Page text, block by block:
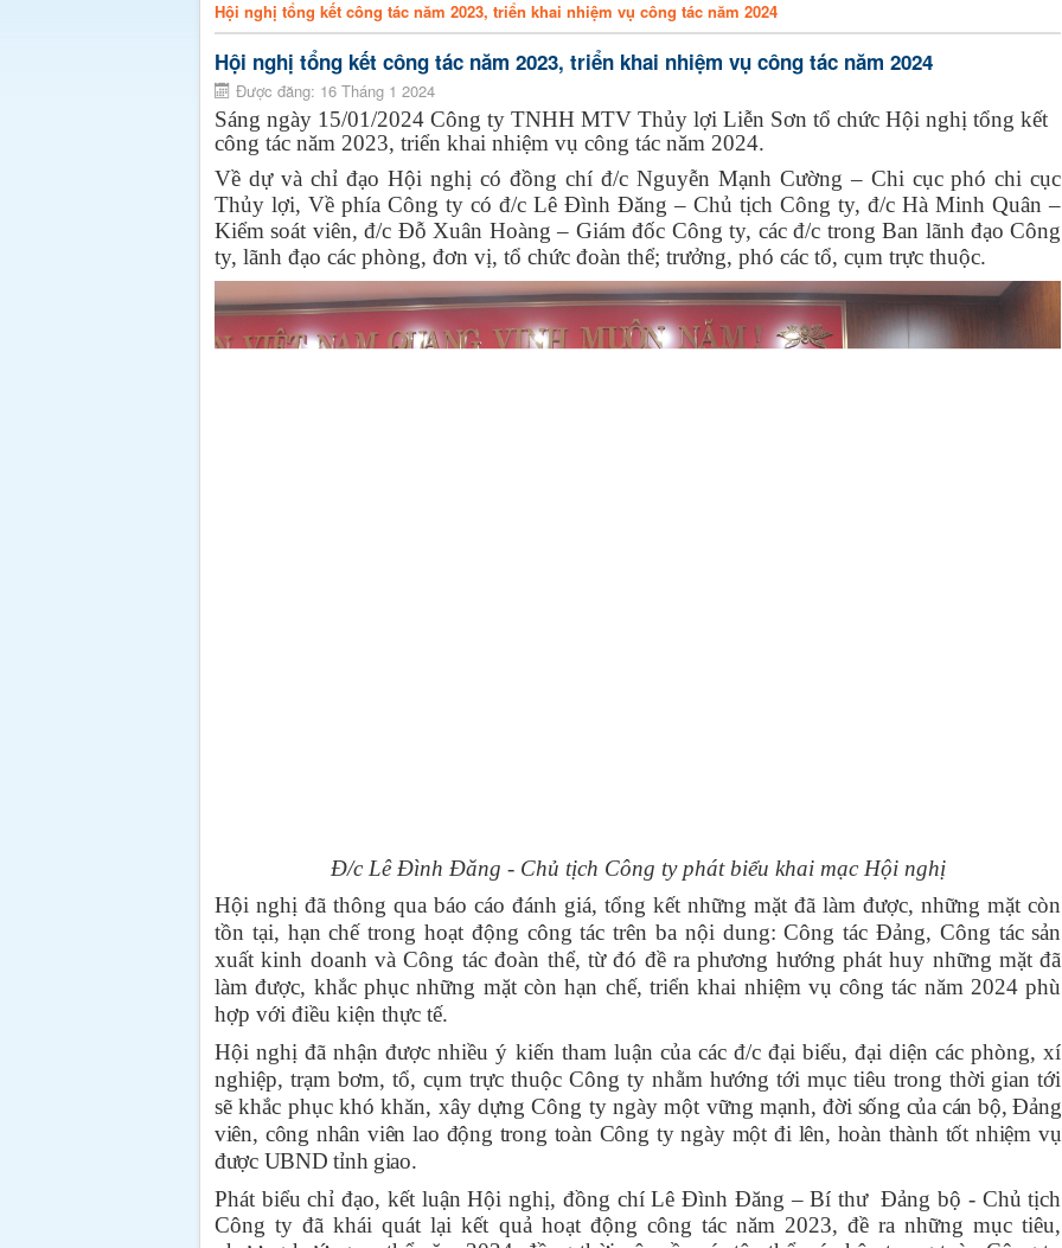
Hội nghị tổng kết công tác năm 2023, triển khai nhiệm vụ công tác năm 2024
Hội nghị tổng kết công tác năm 2023, triển khai nhiệm vụ công tác năm 2024
Được đăng: 16 Tháng 1 2024
Sáng ngày 15/01/2024 Công ty TNHH MTV Thủy lợi Liễn Sơn tổ chức Hội nghị tổng kết
công tác năm 2023, triển khai nhiệm vụ công tác năm 2024.
Về dự và chỉ đạo Hội nghị có đồng chí đ/c Nguyễn Mạnh Cường – Chi cục phó chi cục
Thủy lợi, Về phía Công ty có đ/c Lê Đình Đăng – Chủ tịch Công ty, đ/c Hà Minh Quân –
Kiểm soát viên, đ/c Đỗ Xuân Hoàng – Giám đốc Công ty, các đ/c trong Ban lãnh đạo Công
ty, lãnh đạo các phòng, đơn vị, tổ chức đoàn thể; trưởng, phó các tổ, cụm trực thuộc.
Đ/c Lê Đình Đăng - Chủ tịch Công ty phát biểu khai mạc Hội nghị
Hội nghị đã thông qua báo cáo đánh giá, tổng kết những mặt đã làm được, những mặt còn
tồn tại, hạn chế trong hoạt động công tác trên ba nội dung: Công tác Đảng, Công tác sản
xuất kinh doanh và Công tác đoàn thể, từ đó đề ra phương hướng phát huy những mặt đã
làm được, khắc phục những mặt còn hạn chế, triển khai nhiệm vụ công tác năm 2024 phù
hợp với điều kiện thực tế.
Hội nghị đã nhận được nhiều ý kiến tham luận của các đ/c đại biểu, đại diện các phòng, xí
nghiệp, trạm bơm, tổ, cụm trực thuộc Công ty nhằm hướng tới mục tiêu trong thời gian tới
sẽ khắc phục khó khăn, xây dựng Công ty ngày một vững mạnh,đời sống của cán bộ, Đảng
viên, công nhân viên lao động trong toàn Công ty ngày một đi lên, hoàn thành tốt nhiệm vụ
được UBND tỉnh giao.
Phát biểu chỉ đạo, kết luận Hội nghị, đồng chí Lê Đình Đăng – Bí thư Đảng bộ - Chủ tịch
Công ty đã khái quát lại kết quả hoạt động công tác năm 2023, đề ra những mục tiêu,